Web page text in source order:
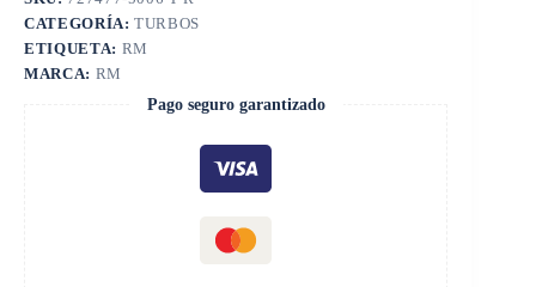
CATEGORÍA:TURBOS
ETIQUETA: RM
MARCA: RM
Pago seguro garantizado